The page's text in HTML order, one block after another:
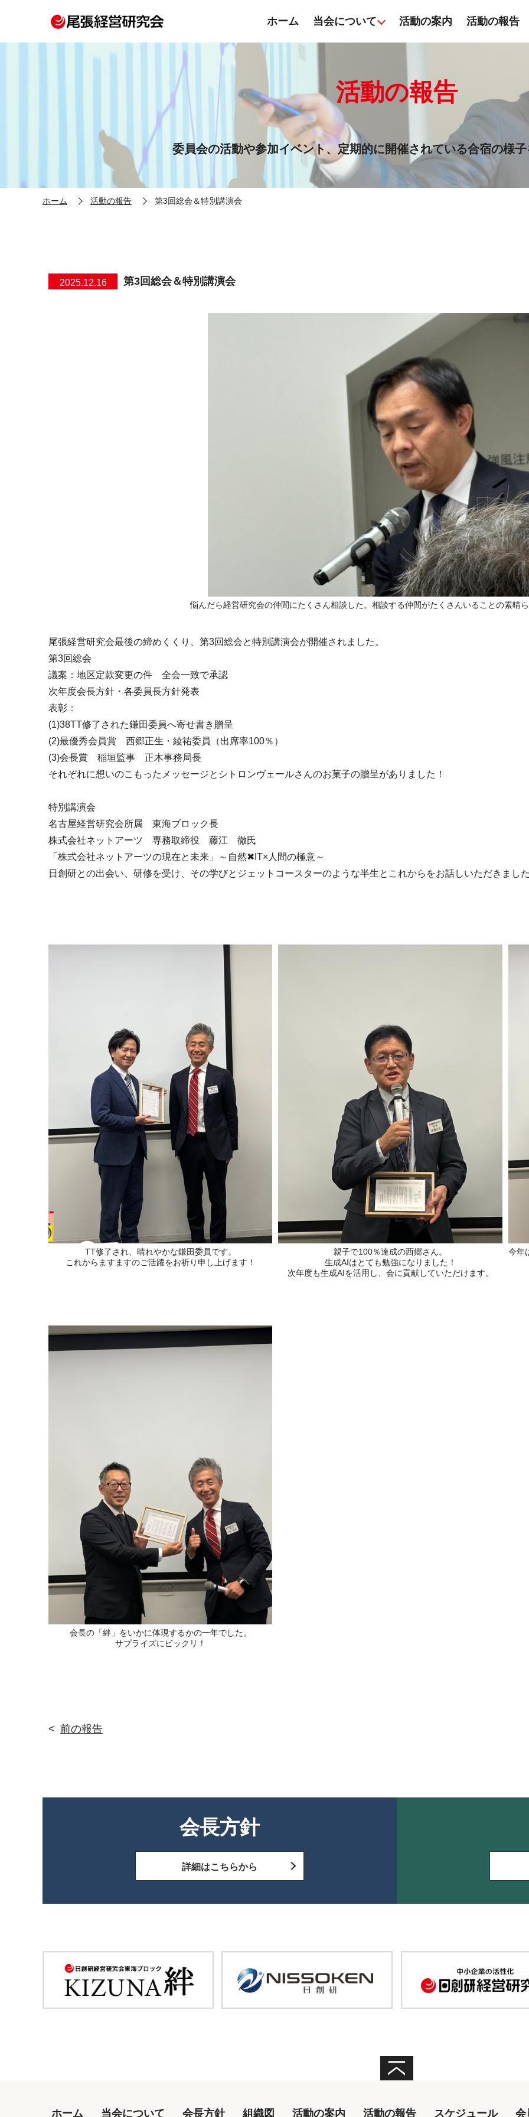
ホーム 当会について 活動の案内 活動の報告
活動の報告
委員会の活動や参加イベント、定期的に開催されている合宿の様
ホーム 活動の報告 第3回総会＆特別講演会
2025.12.16 第3回総会＆特別講演会
悩んだら経営研究会の仲間にたくさん相談した。相談する仲間がたくさんいることの素晴
尾張経営研究会最後の締めくくり、第3回総会と特別講演会が開催されました。
第3回総会
議案：地区定款変更の件 全会一致で承認
次年度会長方針・各委員長方針発表
表彰：
(1)38TT修了された鎌田委員へ寄せ書き贈呈
(2)最優秀会員賞 西郷正生・綾祐委員（出席率100％）
(3)会長賞 稲垣監事 正木事務局長
それぞれに想いのこもったメッセージとシトロンヴェールさんのお菓子の贈呈がありました！
特別講演会
名古屋経営研究会所属 東海ブロック長
株式会社ネットアーツ 専務取締役 藤江 徹氏
「株式会社ネットアーツの現在と未来」～自然✖IT×人間の極意～
日創研との出会い、研修を受け、その学びとジェットコースターのような半生とこれからをお話しいただきまし
TT修了され、晴れやかな鎌田委員です。
これからますますのご活躍をお祈り申し上げます！
親子で100％達成の西郷さん。
生成AIはとても勉強になりました！
次年度も生成AIを活用し、会に貢献していただけます。
今年
会長の「絆」をいかに体現するかの一年でした。
サプライズにビックリ！
< 前の報告
会長方針
詳細はこちらから
ホーム 当会について 会長方針 組織図 活動の案内 活動の報告 スケジュール 会